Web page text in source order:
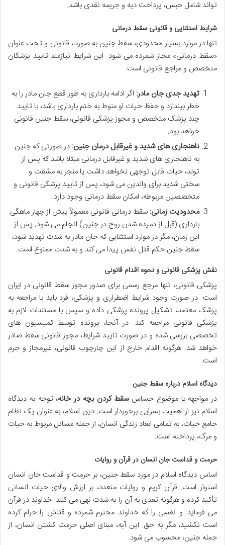
تواند شامل حبس، پرداخت دیه و جریمه نقدی باشد.
شرایط استثنایی و قانونی سقط درمانی
تنها در موارد بسیار محدودی، سقط جنین به صورت قانونی و تحت عنوان
«سقط درمانی» مجاز شمرده می شود. این شرایط نیازمند تایید پزشکان
متخصص و مراجع قانونی است:
تهدید جدی جان مادر: اگر ادامه بارداری به طور قطع جان مادر را به
خطر بیندازد و حفظ حیات او منوط به ختم بارداری باشد، با تایید
چند پزشک متخصص و مجوز پزشکی قانونی، سقط جنین قانونی
خواهد بود.
ناهنجاری های شدید و غیرقابل درمان جنین: در صورتی که جنین
به ناهنجاری های شدید و غیرقابل درمانی مبتلا باشد که پس از
تولد، حیات قابل توجهی نخواهد داشت یا منجر به مشقت و
سختی شدید برای والدین می شود، پس از تایید پزشکی قانونی و
متخصصین مربوطه، امکان سقط درمانی وجود دارد.
محدودیت زمانی: سقط درمانی قانونی معمولاًپیش از چهار ماهگی
بارداری (قبل از دمیده شدن روح در جنین) انجام می شود. پس از
این زمان، مگر در موارد استثنایی که جان مادر به شدت تهدید شود،
سقط جنین حکم قتل نفس پیدا می کند و به شدت ممنوع است.
نقش پزشکی قانونی و نحوه اقدام قانونی
پزشکی قانونی، تنها مرجع رسمی برای صدور مجوز سقط قانونی در ایران
است. در صورت وجود شرایط اضطراری و پزشکی، فرد باید با مراجعه به
پزشک معتمد، تشکیل پرونده پزشکی داده و سپس با مستندات لازم به
پزشکی قانونی مراجعه کند. در آنجا، پرونده توسط کمیسیون های
تخصصی بررسی شده و در صورت تایید شرایط، مجوز قانونی سقط صادر
خواهد شد. هرگونه اقدام خارج از این چارچوب قانونی، غیرمجاز و جرم
است.
دیدگاه اسلام درباره سقط جنین
در مواجهه با موضوع حساسسقط کردن بچه در خانه، توجه به دیدگاه
اسلام نیز از اهمیت بسزایی برخوردار است. دین اسلام، به عنوان یک نظام
جامع حیات، به تمامی ابعاد زندگی انسان، از جمله مسائل مربوط به حیات
و مرگ، پرداخته است.
حرمت و قداست جان انسان در قرآن و روایات
اساس دیدگاه اسلام در مورد سقط جنین، برحرمت و قداست جان انسان
استوار است. قرآن کریم و روایات متعدد، بر ارزش والای حیات انسانی
تأکید کرده و هرگونه تعدی به آن را به شدت نهی می کنند. خداوند در قرآن
می فرماید: و نفسی را که خداوند محترم شمرده و قتلش را حرام کرده
است نکشید، مگر به حق. این آیه، مبنای اصلی حرمت کشتن انسان، از
جمله جنین، محسوب می شود.